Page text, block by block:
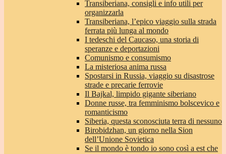
Transiberiana, consigli e info utili per
organizzarla
Transiberiana, l’epico viaggio sulla strada
ferrata più lunga al mondo
I tedeschi del Caucaso, una storia di
speranze e deportazioni
Comunismo e consumismo
La misteriosa anima russa
Spostarsi in Russia, viaggio su disastrose
strade e precarie ferrovie
Il Bajkal, limpido gigante siberiano
Donne russe, tra femminismo bolscevico e
romanticismo
Siberia, questa sconosciuta terra di nessuno
Birobidzhan, un giorno nella Sion
dell’Unione Sovietica
Se il mondo è tondo io sono così a est che